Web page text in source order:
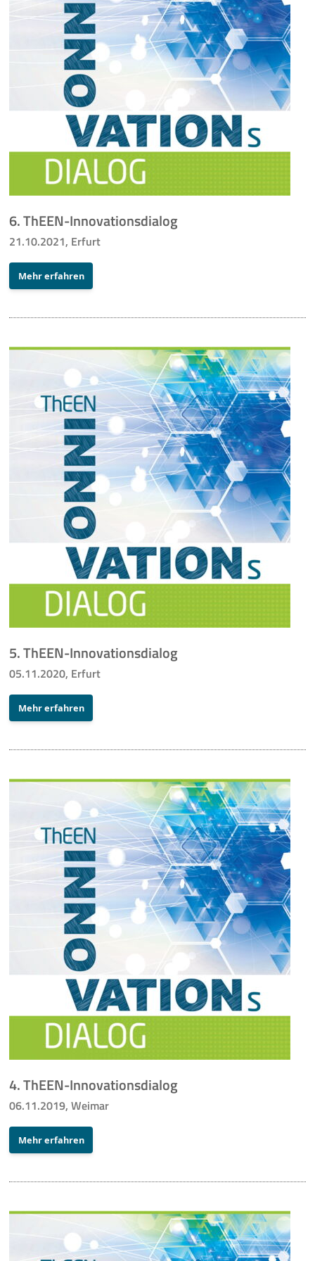
Mehr
6. ThEEN-Innovationsdialog
21.10.2021, Erfurt
Mehr erfahren
5. ThEEN-Innovationsdialog
05.11.2020, Erfurt
Mehr erfahren
4. ThEEN-Innovationsdialog
06.11.2019, Weimar
Mehr erfahren